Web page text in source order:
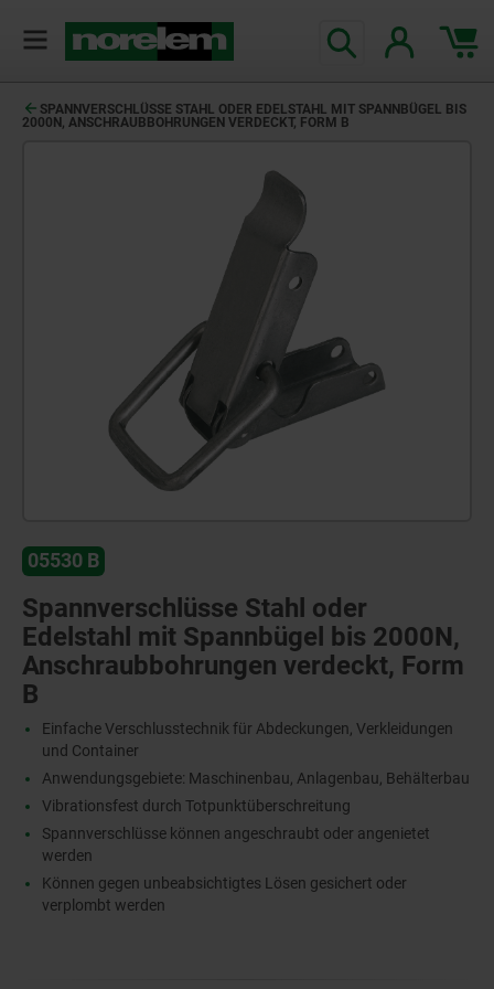
SPANNVERSCHLÜSSE STAHL ODER EDELSTAHL MIT SPANNBÜGEL BIS
2000N, ANSCHRAUBBOHRUNGEN VERDECKT, FORM B
05530 B
Spannverschlüsse Stahl oder
Edelstahl mit Spannbügel bis 2000N,
Anschraubbohrungen verdeckt, Form
B
Einfache Verschlusstechnik für Abdeckungen, Verkleidungen
und Container
Anwendungsgebiete: Maschinenbau, Anlagenbau, Behälterbau
Vibrationsfest durch Totpunktüberschreitung
Spannverschlüsse können angeschraubt oder angenietet
werden
Können gegen unbeabsichtigtes Lösen gesichert oder
verplombt werden